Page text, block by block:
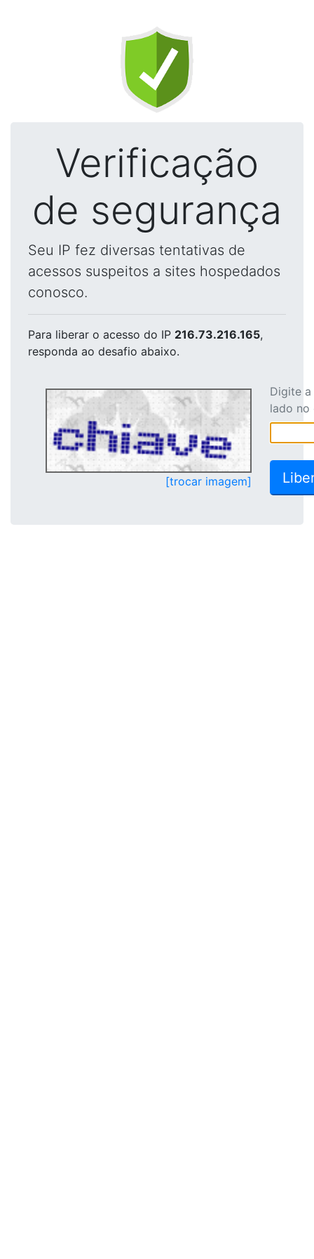
Verificação
de segurança
Seu IP fez diversas tentativas de
acessos suspeitos a sites hospedados
conosco.
Para liberar o acesso do IP 216.73.216.165,
responda ao desafio abaixo.
[trocar imagem]
Digite
lado no